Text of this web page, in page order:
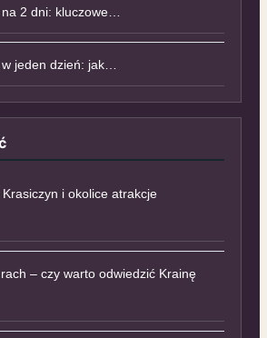
2 dni: kluczowe…
jeden dzień: jak…
i okolice atrakcje
– czy warto odwiedzić Krainę